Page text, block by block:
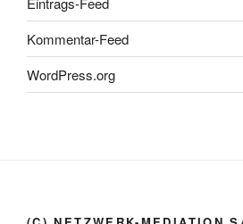
Kommentar-Feed
WordPress.org